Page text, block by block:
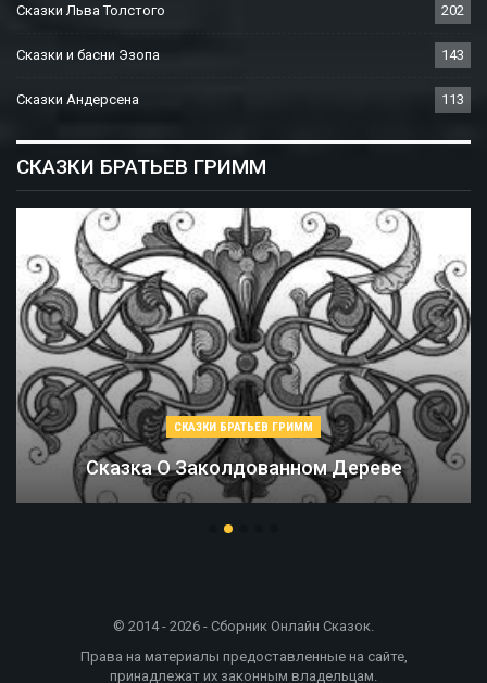
Сказки Льва Толстого 202
Сказки и басни Эзопа 143
Сказки Андерсена 113
СКАЗКИ БРАТЬЕВ ГРИММ
СКАЗКИ БРАТЬЕВ ГРИММ
Сказка О Заколдованном Дереве
© 2014 - 2026 - Сборник Онлайн Сказок.
Права на материалы предоставленные на сайте,
принадлежат их законным владельцам.